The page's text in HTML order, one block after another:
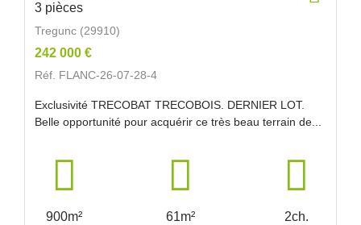
3 pièces
Tregunc (29910)
242 000 €
Réf. FLANC-26-07-28-4
Exclusivité TRECOBAT TRECOBOIS. DERNIER LOT.
Belle opportunité pour acquérir ce très beau terrain de...
900m² 61m² 2ch.